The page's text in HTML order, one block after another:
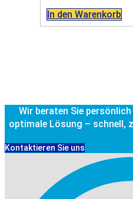
In den Warenkorb
Wir beraten Sie
optimale Lösung – schnell,
Kontaktieren Sie uns